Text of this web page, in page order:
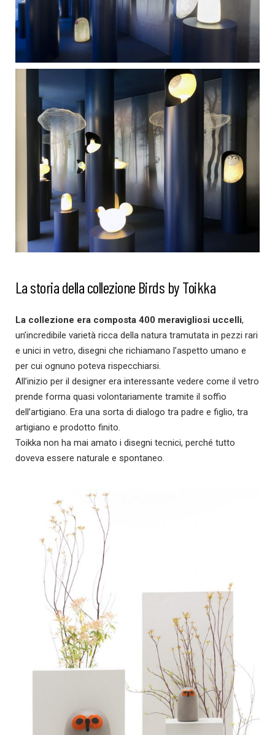
La storia della collezione Birds by Toikka
La collezione era composta 400 meravigliosi uccelli,
un’incredibile varietà ricca della natura tramutata in pezzi rari
e unici in vetro, disegni che richiamano l’aspetto umano e
per cui ognuno poteva rispecchiarsi.
All’inizio per il designer era interessante vedere come il vetro
prende forma quasi volontariamente tramite il soffio
dell’artigiano. Era una sorta di dialogo tra padre e figlio, tra
artigiano e prodotto finito.
Toikka non ha mai amato i disegni tecnici, perché tutto
doveva essere naturale e spontaneo.